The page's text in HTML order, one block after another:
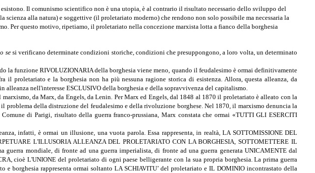
Il comunismo scientifico non è una utopia, è al contrario il risultato necessario dello sviluppo del
alla natura) e soggettive (il proletariato moderno) che rendono non solo possibile ma necessaria la
Per questo motivo, ripetiamo, il proletariato nella concezione marxista lotta a fianco della borghesia
sesi verificano determinate condizioni storiche, condizioni che presuppongono, a loro volta, un determinato
la funzione RIVOLUZIONARIA della borghesia viene meno, quando il feudalesimo è ormai definitivamente
proletariato e la borghesia non ha più nessuna ragione storica di esistenza. Allora, questa alleanza, da
nell'interesse ESCLUSIVO della borghesia e della sopravvivenza del capitalismo.
da Marx, da Engels, da Lenin. Per Marx ed Engels, dal 1848 al 1870 il proletariato è alleato con la
della distruzione del feudalesimo e della rivoluzione borghese. Nel 1870, il marxismo denuncia la
di Parigi, risultato della guerra franco-prussiana, Marx constata che ormai «TUTTI GLI ESERCITI
infatti, è ormai un illusione, una vuota parola. Essa rappresenta, in realtà, LA SOTTOMISSIONE DEL
L'ILLUSORIA ALLEANZA DEL PROLETARIATO CON LA BORGHESIA, SOTTOMETTERE IL
mondiale, di fronte ad una guerra imperialista, di fronte ad una guerra generata UNICAMENTE dal
cioè L'UNIONE del proletariato di ogni paese belligerante con la sua propria borghesia. La prima guerra
borghesia rappresenta ormai soltanto LA SCHIAVITU’ del proletariato e IL DOMINIO incontrastato della